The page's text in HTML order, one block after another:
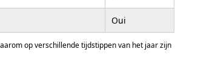
Oui
op verschillende tijdstippen van het jaar zijn